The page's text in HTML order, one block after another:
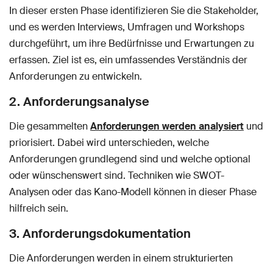
In dieser ersten Phase identifizieren Sie die Stakeholder,
und es werden Interviews, Umfragen und Workshops
durchgeführt, um ihre Bedürfnisse und Erwartungen zu
erfassen. Ziel ist es, ein umfassendes Verständnis der
Anforderungen zu entwickeln.
2. Anforderungsanalyse
Die gesammeltenAnforderungen werden analysiert und
priorisiert. Dabei wird unterschieden, welche
Anforderungen grundlegend sind und welche optional
oder wünschenswert sind. Techniken wie SWOT-
Analysen oder das Kano-Modell können in dieser Phase
hilfreich sein.
3. Anforderungsdokumentation
Die Anforderungen werden in einem strukturierten